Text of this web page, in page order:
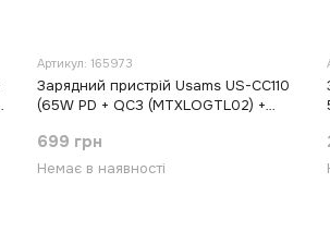
Артикул: 165973
Зарядний пристрій Usams US-CC110
(65W PD + QC3 (MTXLOGTL02) +
(White)
699 грн
Немає в наявності